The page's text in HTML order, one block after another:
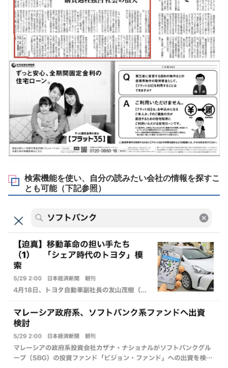
検索機能を使い、自分の読みたい会社の情報を探すこ
とも可能（下記参照）